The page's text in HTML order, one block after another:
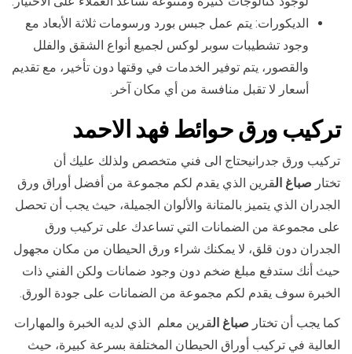
الديكورات: يتم عمل جبس بورد ورسومات ثلاثة الأبعاد مع
وجود تشطيبات سوبر لوكس لجميع أنواع الشقق والفلل
والقصور، يتم توفير الخدمات في وقتها دون تأخير، مع تقديم
أسعار لا تقبل منافسة من أي مكان آخر.
تركيب ورق حوائطفهد الاحمد
تركيب ورق جدرانيحتاج الى فني متخصص ولذلك عليك أن
تختار صباغ القرين الذي يقدم لكم مجموعة من أفضل أوراق ورق
الجدران الذي يتميز بالمتانة والألوان الجميلة، حيث يجب أن تحصل
على مجموعة من الضمانات التي تساعدك على تركيب ورق
الجدران دون قلق، لا يمكنك شراء ورق الحيطان من مكان مجهول
حيث أنك ستدفع مبلغ ضخم دون وجود ضمانات ولكن الفني ذات
الخبرة سوف يقدم لكم مجموعة من الضمانات على جودة الورق.
كما يجب أن تختار صباغ القرين معلم الذي لديه الخبرة والمهارات
العالية في تركيب أوراق الحيطان المختلفة بسرعة كبيرة، حيث